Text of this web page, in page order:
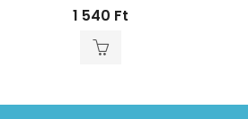
1 540 Ft